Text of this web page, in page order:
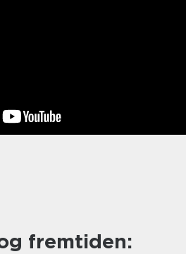
fremtiden: